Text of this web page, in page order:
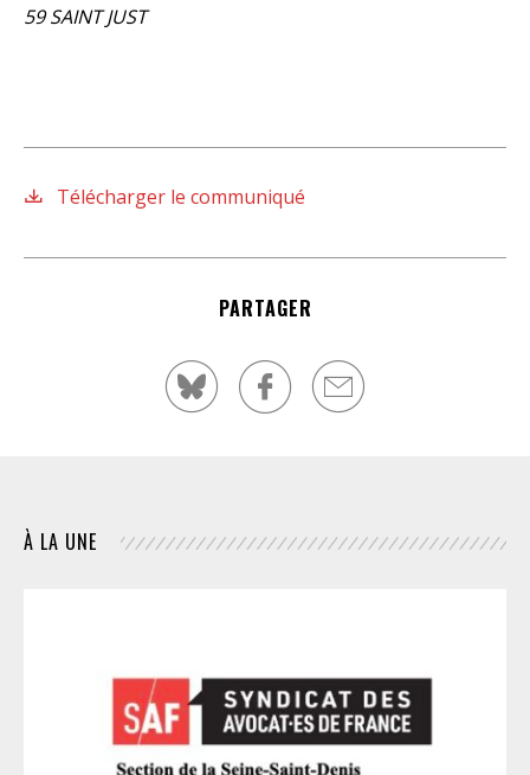
59 SAINT JUST
Télécharger le communiqué
PARTAGER
À LA UNE